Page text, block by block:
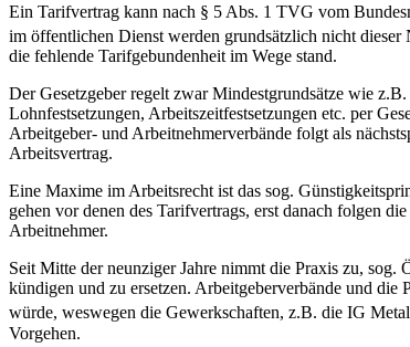
Ein Tarifvertrag kann nach § 5 Abs. 1 TVG vom
im öffentlichen Dienst werden grundsätzlich nicht dieser
die fehlende Tarifgebundenheit im Wege stand.
Der Gesetzgeber regelt zwar Mindestgrundsätze wie
Lohnfestsetzungen, Arbeitszeitfestsetzungen etc. per
Arbeitgeber- und Arbeitnehmerverbände folgt als
Arbeitsvertrag.
Eine Maxime im Arbeitsrecht ist das sog.
gehen vor denen des Tarifvertrags, erst danach folgen
Arbeitnehmer.
Seit Mitte der neunziger Jahre nimmt die Praxis zu, sog.
kündigen und zu ersetzen. Arbeitgeberverbände und
würde, weswegen die Gewerkschaften, z.B. die IG
Vorgehen.